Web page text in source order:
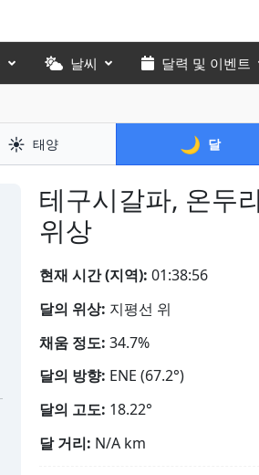
날씨 달력 및 이벤트
☀️ 태양 🌙 달
테구시갈파, 온두
위상
현재 시간 (지역): 01:38:57
달의 위상: 지평선 위
채움 정도: 34.7%
달의 방향: ENE (67.2°)
달의 고도: 18.22°
달 거리: N/A km